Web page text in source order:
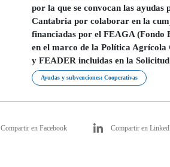
por la que se convocan las
Cantabria por colaborar en la
financiadas por el FEAGA
en el marco de la Política Agrícola
y FEADER incluidas en la
Ayudas y subvenciones; Cooperativas
Compartir en Facebook Compartir en